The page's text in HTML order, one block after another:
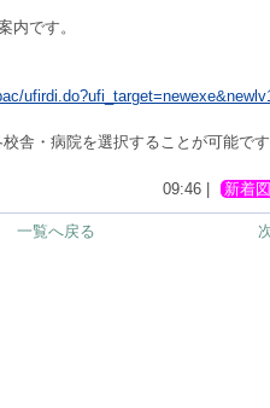
内です。
舎・病院を選択することが可能です
09:46 | 新着
一覧へ戻る